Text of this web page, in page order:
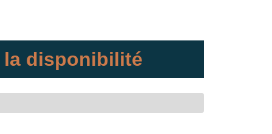
la disponibilité